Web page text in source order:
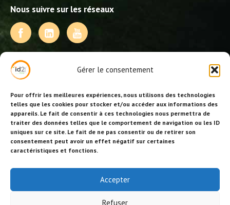
Gérer le consentement
Pour offrir les meilleures expériences, nous utilisons des technologies
telles que les cookies pour stocker et/ou accéder aux informations des
appareils. Le fait de consentir à ces technologies nous permettra de
traiter des données telles que le comportement de navigation ou les ID
uniques sur ce site. Le fait de ne pas consentir ou de retirer son
consentement peut avoir un effet négatif sur certaines
caractéristiques et fonctions.
Accepter
Refuser
Nous suivre sur les réseaux
NOS PRESTATIONS
Activités, jeux et animations BDE
Animations événementielles
Animations EVJF – EVJG
Animations hôtellerie
Animations anniversaires
Collectivités, centres de loisirs et jeunesse
Séminaires team building